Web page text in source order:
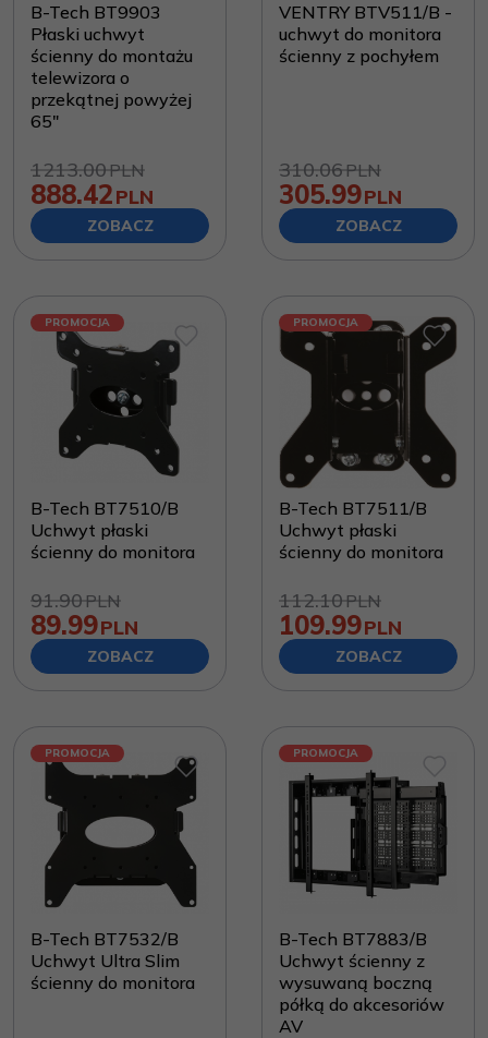
B-Tech BT9903
Płaski uchwyt
ścienny do montażu
telewizora o
przekątnej powyżej
65"
1213.00PLN
888.42PLN
ZOBACZ
VENTRY BTV511/B -
uchwyt do monitora
ścienny z pochyłem
310.06PLN
305.99PLN
ZOBACZ
PROMOCJA
B-Tech BT7510/B
Uchwyt płaski
ścienny do monitora
91.90PLN
89.99PLN
ZOBACZ
PROMOCJA
B-Tech BT7511/B
Uchwyt płaski
ścienny do monitora
112.10PLN
109.99PLN
ZOBACZ
PROMOCJA
B-Tech BT7532/B
Uchwyt Ultra Slim
ścienny do monitora
PROMOCJA
B-Tech BT7883/B
Uchwyt ścienny z
wysuwaną boczną
półką do akcesoriów
AV